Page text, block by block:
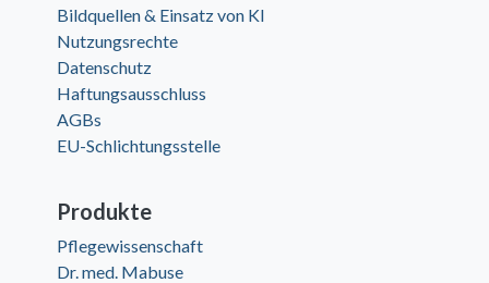
Bildquellen & Einsatz von KI
Nutzungsrechte
Datenschutz
Haftungsausschluss
AGBs
EU-Schlichtungsstelle
Produkte
Pflegewissenschaft
Dr. med. Mabuse